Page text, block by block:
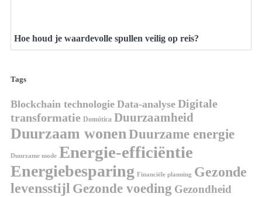
Hoe houd je waardevolle spullen veilig op reis?
Tags
Blockchain technologie Data-analyse Digitale
transformatie Domótica Duurzaamheid
Duurzaam wonenDuurzame energie
Duurzame mode Energie-efficiëntie
Energiebesparing Financiële planning Gezonde
levensstijl Gezonde voeding Gezondheid